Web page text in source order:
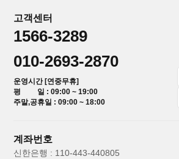
고객센터
1566-3289
010-2693-2870
운영시간 [연중무휴]
평 일 : 09:00 ~ 19:00
주말,공휴일 : 09:00 ~ 18:00
계좌번호
신한은행 : 110-443-440805